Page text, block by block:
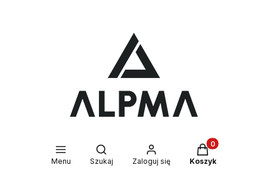
Menu
Otwórz wyszukiwarkę
Szukaj Zaloguj się
Produkty w
Koszyk